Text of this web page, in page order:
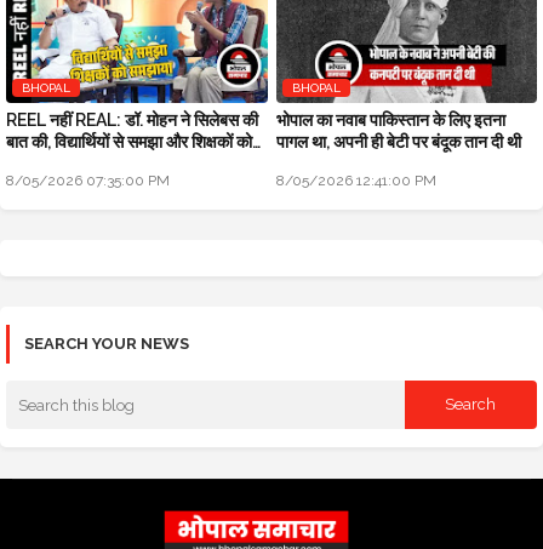
BHOPAL
REEL नहीं REAL: डॉ. मोहन ने सिलेबस की
बात की, विद्यार्थियों से समझा और शिक्षकों को
8/05/2026 07:35:00 PM
BHOPAL
भोपाल का नवाब पाकिस्तान के लिए इतना
पागल था, अपनी ही बेटी पर बंदूक तान दी थी
8/05/2026 12:41:00 PM
SEARCH YOUR NEWS